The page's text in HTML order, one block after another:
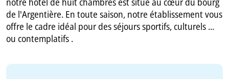
de l'Argentière. En toute saison, notre établissement vous
offre le cadre idéal pour des séjours sportifs, culturels ...
ou contemplatifs .